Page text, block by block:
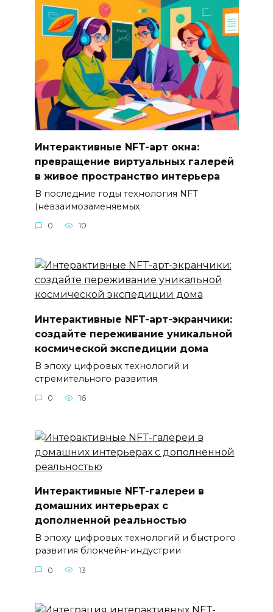
Интерактивные NFT-арт окна:
превращение виртуальных галерей
в живое пространство интерьера
В последние годы технология NFT
(невзаимозаменяемых
0 10
Интерактивные NFT-арт-экранчики:
создайте переживание уникальной
космической экспедиции дома
В эпоху цифровых технологий и
стремительного развития
0 16
Интерактивные NFT-галереи в
домашних интерьерах с
дополненной реальностью
В эпоху цифровых технологий и быстрого
развития блокчейн-индустрии
0 13